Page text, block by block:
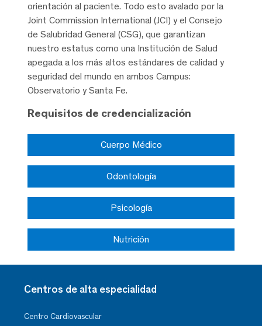
orientación al paciente. Todo esto avalado por la
Joint Commission International (JCI) y el Consejo
de Salubridad General (CSG), que garantizan
nuestro estatus como una Institución de Salud
apegada a los más altos estándares de calidad y
seguridad del mundo en ambos Campus:
Observatorio y Santa Fe.
Requisitos de credencialización
Cuerpo Médico
Odontología
Psicología
Nutrición
Centros de alta especialidad
Centro Cardiovascular